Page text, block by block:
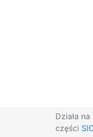
Działa
części